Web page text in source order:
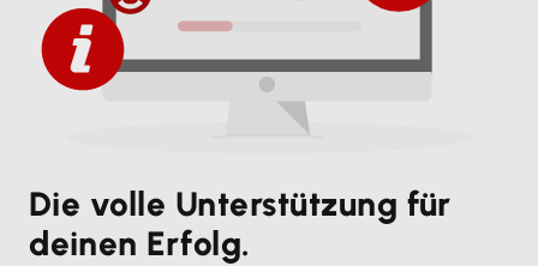
Die volle Unterstützung für
deinen Erfolg.